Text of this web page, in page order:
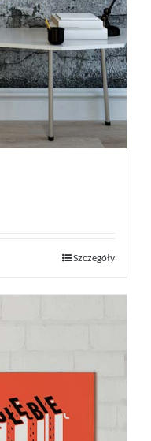
Szczegóły